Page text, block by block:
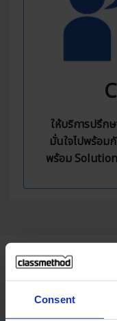
Consent
ให้บริการปรึก
มั่นใจไปพร้อม
พร้อม